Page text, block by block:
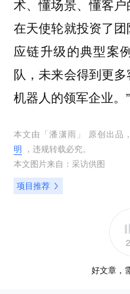
术、懂场景、懂客
在天使轮就投资了
应链升级的典型案
队，未来会得到更
机器人的领军企业。”
本文由「潘潇雨 」 原创出品
明 ，违规转载必究。
本文图片来自： 采访供图
项目推荐
好文章，